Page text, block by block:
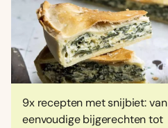
9x recepten met snijbiet: van
eenvoudige bijgerechten tot